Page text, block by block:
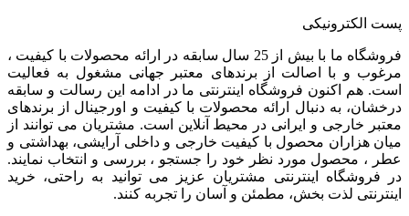
پست الکترونیکی
فروشگاه ما با بیش از 25 سال سابقه در ارائه محصولات با کيفيت ،
مرغوب و با اصالت از برندهای معتبر جهانی مشغول به فعاليت
است. هم اکنون فروشگاه اینترنتی ما در ادامه اين رسالت و سابقه
درخشان، به دنبال ارائه محصولات با کيفيت و اورجينال از برندهای
معتبر خارجی و ايرانی در محيط آنلاين است. مشتريان می توانند از
ميان هزاران محصول با کيفيت خارجی و داخلی آرایشی، بهداشتی و
عطر ، محصول مورد نظر خود را جستجو ، بررسی و انتخاب نمايند.
در فروشگاه اینترنتی مشتريان عزیز می توانيد به راحتی، خرید
اینترنتی لذت بخش، مطمئن و آسان را تجربه کنند.